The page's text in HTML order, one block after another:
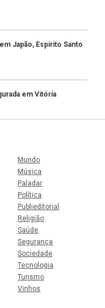
Japão, Espírito Santo
em Vitória
Mundo
Música
Paladar
Política
Publieditorial
Religião
Saúde
Segurança
Sociedade
Tecnologia
Turismo
Vinhos